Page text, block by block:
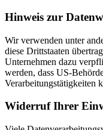
Hinweis zur
Wir verwenden unter
diese Drittstaaten
Unternehmen dazu
werden, dass US-
Verarbeitungstätigkeiten
Widerruf Ihrer